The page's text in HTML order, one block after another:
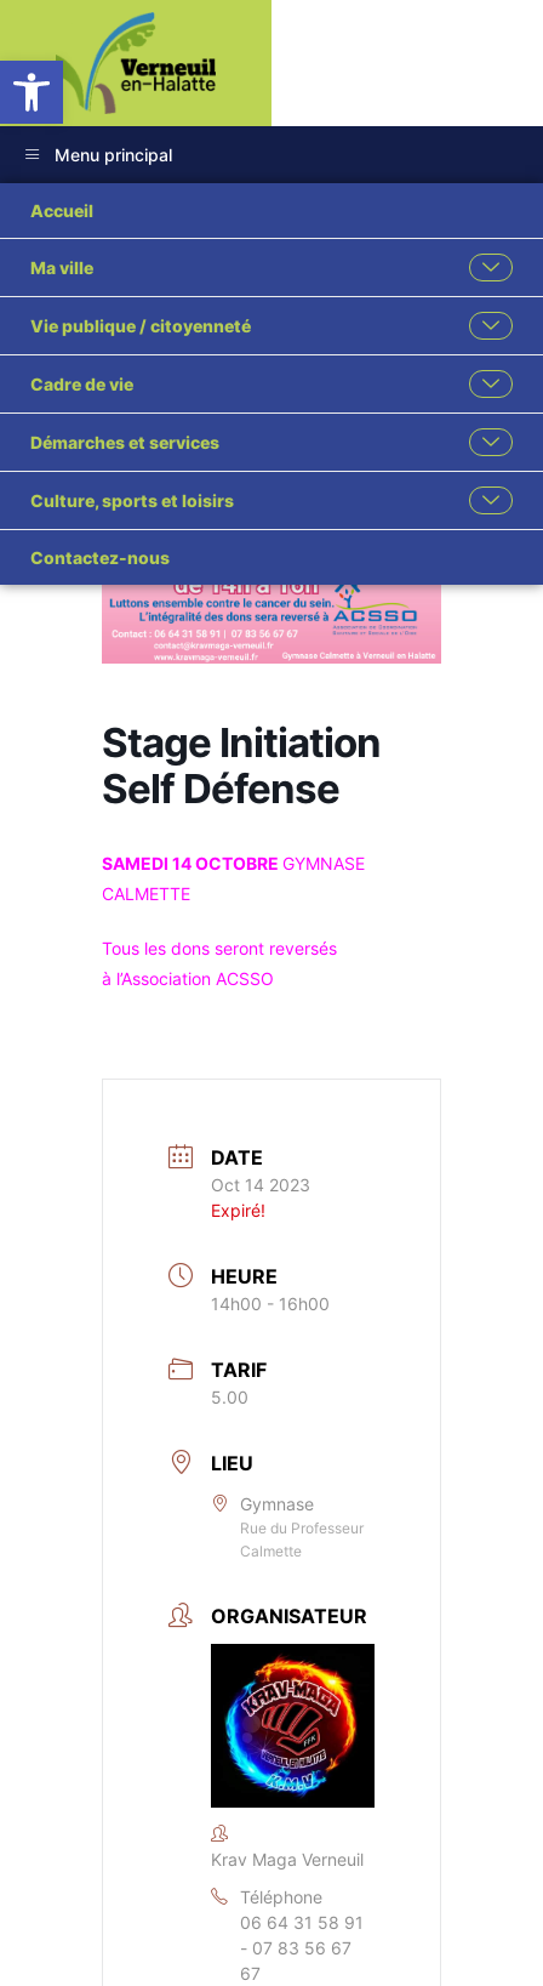
Ouvrir la barre d’outils
Menu principal
Accueil
Ma ville
Vie publique / citoyenneté
Cadre de vie
Démarches et services
Culture, sports et loisirs
Contactez-nous
Stage Initiation
Self Défense
SAMEDI 14 OCTOBRE GYMNASE
CALMETTE
Tous les dons seront reversés
à l’Association ACSSO
DATE
Oct 14 2023
Expiré!
HEURE
14h00 - 16h00
TARIF
5.00
LIEU
Gymnase
Rue du Professeur
Calmette
ORGANISATEUR
Krav Maga Verneuil
Téléphone
06 64 31 58 91
- 07 83 56 67
67